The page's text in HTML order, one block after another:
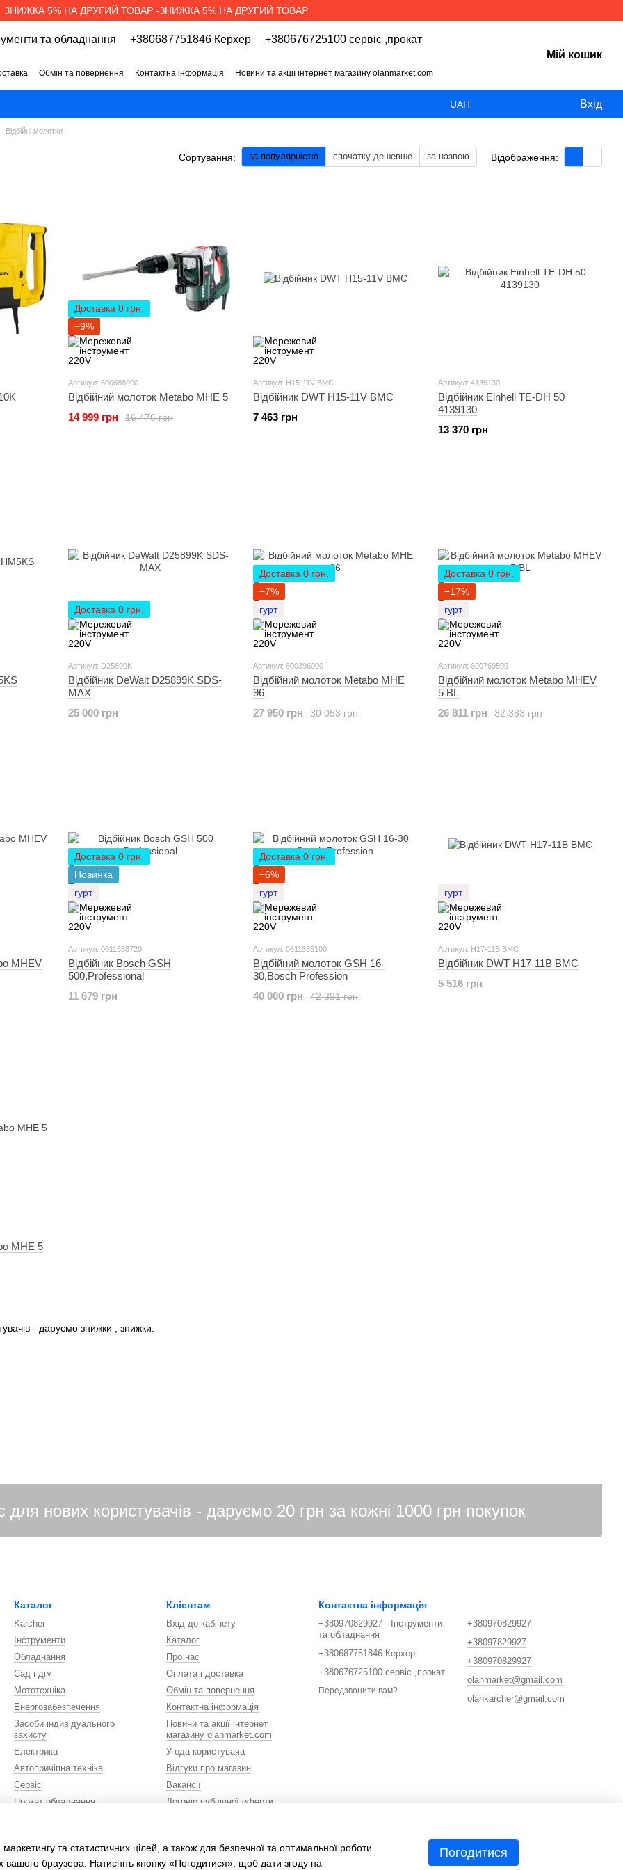
ЗНИЖКА 5% НА ДРУГИЙ ТОВАР -ЗНИЖКА 5% НА ДРУГИЙ ТОВАР
та обладнання +380687751846 Керхер +380676725100 сервіс ,прокат
Обмін та повернення Контактна інформація
Новини та акції інтернет магазину olanmarket.com
Мій кошик
UAH Вхід
Відбійні молотки
Сортування: за популярністю спочатку дешевше за назвою Відображення:
Доставка 0 грн.
−9%
Артикул: 600688000
Відбійний молоток Metabo MHE 5
16 476 грн
14 999 грн
Артикул: H15-11V BMC
Відбійник DWT H15-11V BMC
7 463 грн
Артикул: 4139130
Відбійник Einhell TE-DH 50
4139130
13 370 грн
Доставка 0 грн.
Артикул: D25899K
Відбійник DeWalt D25899K SDS-
MAX
25 000 грн
Доставка 0 грн.
−7%
гурт
Артикул: 600396000
Відбійний молоток Metabo MHE
96
30 053 грн
27 950 грн
Доставка 0 грн.
−17%
гурт
Артикул: 600769500
Відбійний молоток Metabo MHEV
5 BL
32 383 грн
26 811 грн
MHEV
Доставка 0 грн.
Новинка
гурт
Артикул: 0611338720
Відбійник Bosch GSH
500,Professional
11 679 грн
Доставка 0 грн.
−6%
гурт
Артикул: 0611335100
Відбійний молоток GSH 16-
30,Bosch Profession
42 391 грн
40 000 грн
гурт
Артикул: H17-11B BMC
Відбійник DWT H17-11B BMC
5 516 грн
MHE 5
Каталог
Karcher
Інструменти
Обладнання
Сад і дім
Мототехніка
Енергозабезпечення
Засоби індивідуального
захисту
Електрика
Автопричіпна техніка
Сервіс
Прокат обладнання
Клієнтам
Вхід до кабінету
Каталог
Про нас
Оплата і доставка
Обмін та повернення
Контактна інформація
Новини та акції інтернет
магазину olanmarket.com
Угода користувача
Відгуки про магазин
Вакансії
Договір публічної оферти
Контактна інформація
+380970829927 - Інструменти
та обладнання
+380687751846 Керхер
+380676725100 сервіс ,прокат
Передзвонити вам?
+380970829927
+38097829927
+380970829927
olanmarket@gmail.com
olankarcher@gmail.com
та статистичних цілей, а також для безпечної та оптимальної роботи
браузера. Натисніть кнопку «Погодитися», щоб дати згоду на
Погодитися